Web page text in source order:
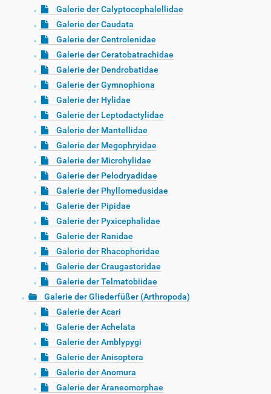
Galerie der Calyptocephalellidae
Galerie der Caudata
Galerie der Centrolenidae
Galerie der Ceratobatrachidae
Galerie der Dendrobatidae
Galerie der Gymnophiona
Galerie der Hylidae
Galerie der Leptodactylidae
Galerie der Mantellidae
Galerie der Megophryidae
Galerie der Microhylidae
Galerie der Pelodryadidae
Galerie der Phyllomedusidae
Galerie der Pipidae
Galerie der Pyxicephalidae
Galerie der Ranidae
Galerie der Rhacophoridae
Galerie der Craugastoridae
Galerie der Telmatobiidae
Galerie der Gliederfüßer (Arthropoda)
Galerie der Acari
Galerie der Achelata
Galerie der Amblypygi
Galerie der Anisoptera
Galerie der Anomura
Galerie der Araneomorphae